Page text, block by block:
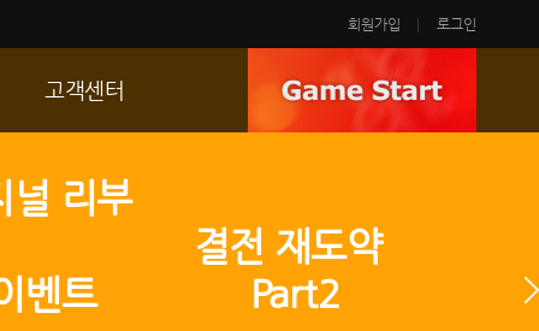
회원가입 로그인
널 리부
전 재도약
이벤트 Part2
고객센터
문의/신고
운영정책